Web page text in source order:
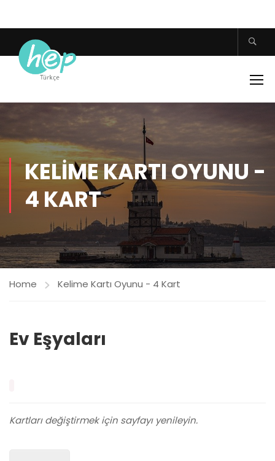
KELIME KARTI OYUNU -
4 KART
Home Kelime Kartı Oyunu - 4 Kart
Ev Eşyaları
Kartları değiştirmek için sayfayı yenileyin.